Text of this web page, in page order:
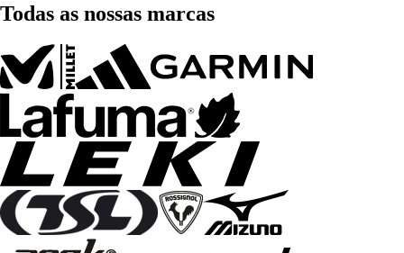
Todas as nossas marcas